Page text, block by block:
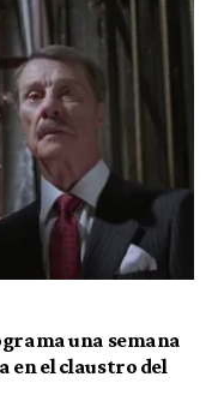
una semana
en el claustro del